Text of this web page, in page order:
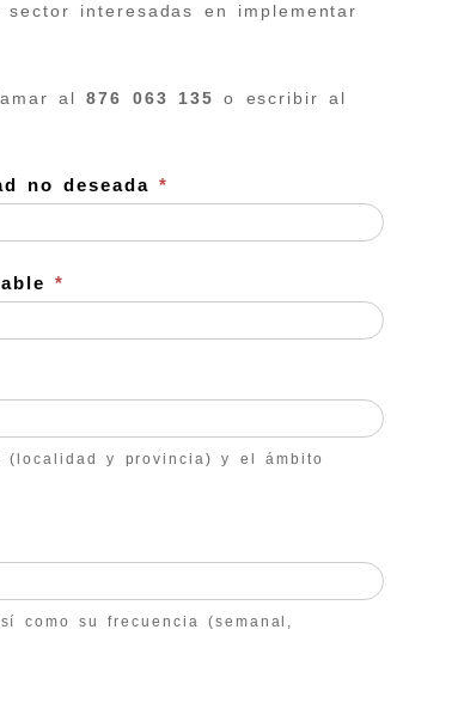
interesadas en implementar
al876 063 135
o escribir al
no deseada*
*
y provincia) y el ámbito
como su frecuencia (semanal,